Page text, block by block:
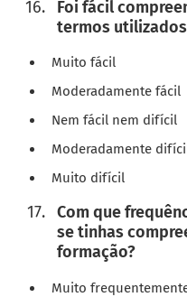
Foi fácil
termos
Muito fácil
Moderadamente fácil
Nem fácil nem difícil
Moderadamente
Muito difícil
Com que
se tinhas
formação?
Muito